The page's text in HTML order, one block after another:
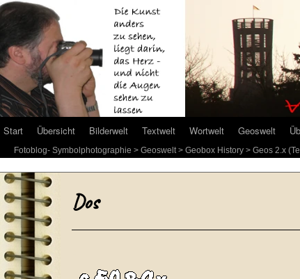
Start Übersicht Bilderwelt Textwelt Wortwelt Geoswelt
Fotoblog- Symbolphotographie > Geoswelt> Geobox History > Geos 2.x
Dos